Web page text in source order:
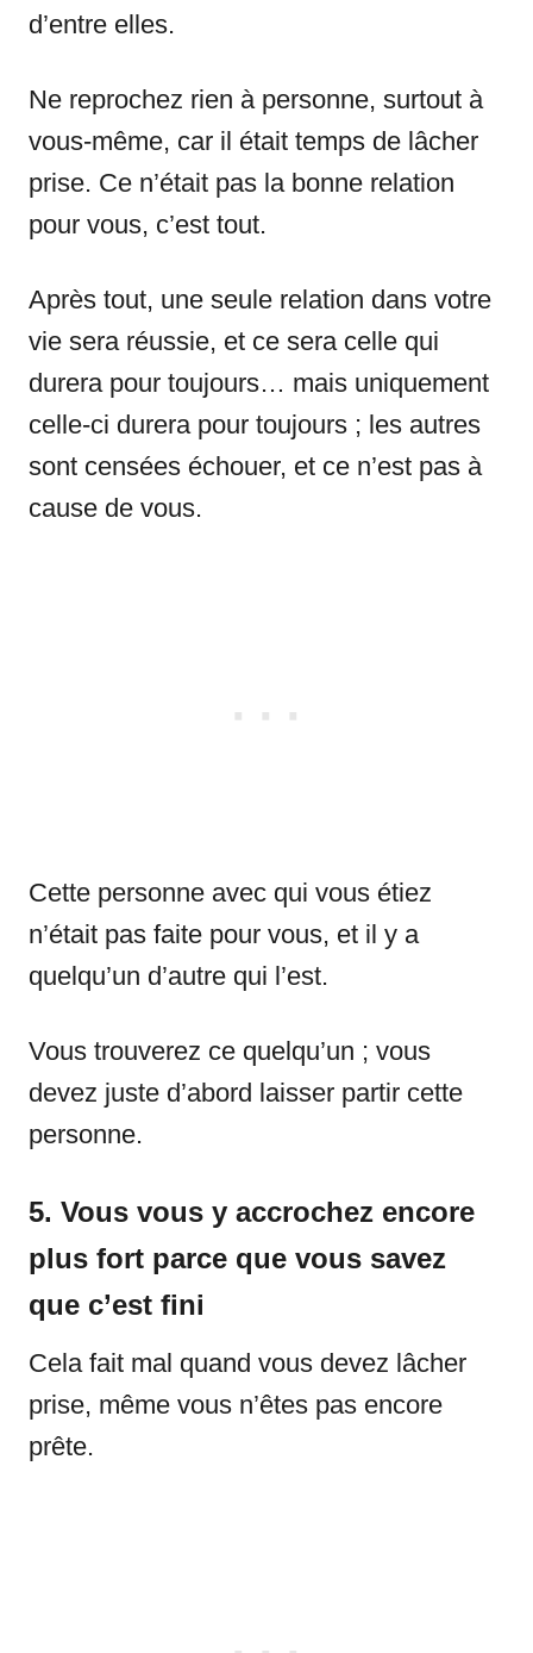
d’entre elles.
Ne reprochez rien à personne, surtout à
vous-même, car il était temps de lâcher
prise. Ce n’était pas la bonne relation
pour vous, c’est tout.
Après tout, une seule relation dans votre
vie sera réussie, et ce sera celle qui
durera pour toujours… mais uniquement
celle-ci durera pour toujours ; les autres
sont censées échouer, et ce n’est pas à
cause de vous.
Cette personne avec qui vous étiez
n’était pas faite pour vous, et il y a
quelqu’un d’autre qui l’est.
Vous trouverez ce quelqu’un ; vous
devez juste d’abord laisser partir cette
personne.
5. Vous vous y accrochez encore
plus fort parce que vous savez
que c’est fini
Cela fait mal quand vous devez lâcher
prise, même vous n’êtes pas encore
prête.